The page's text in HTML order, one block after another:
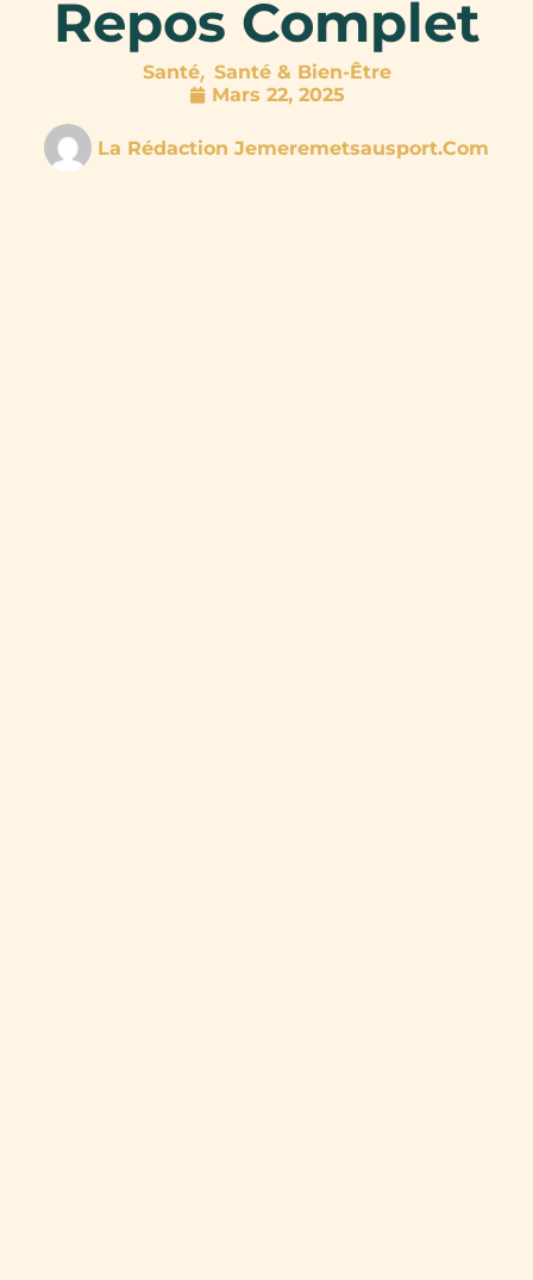
Repos Complet
Santé, Santé & Bien-Être
Mars 22, 2025
La Rédaction Jemeremetsausport.com